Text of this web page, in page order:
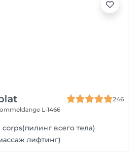
246
L-1466
всего тела)
лифтинг)